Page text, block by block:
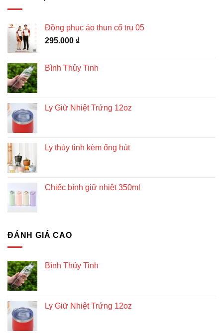
Đồng phục áo thun cổ trụ 05
295.000 ₫
Bình Thủy Tinh
Ly Giữ Nhiệt Trứng 12oz
Ly thủy tinh kèm ống hút
Chiếc bình giữ nhiệt 350ml
ĐÁNH GIÁ CAO
Bình Thủy Tinh
Ly Giữ Nhiệt Trứng 12oz